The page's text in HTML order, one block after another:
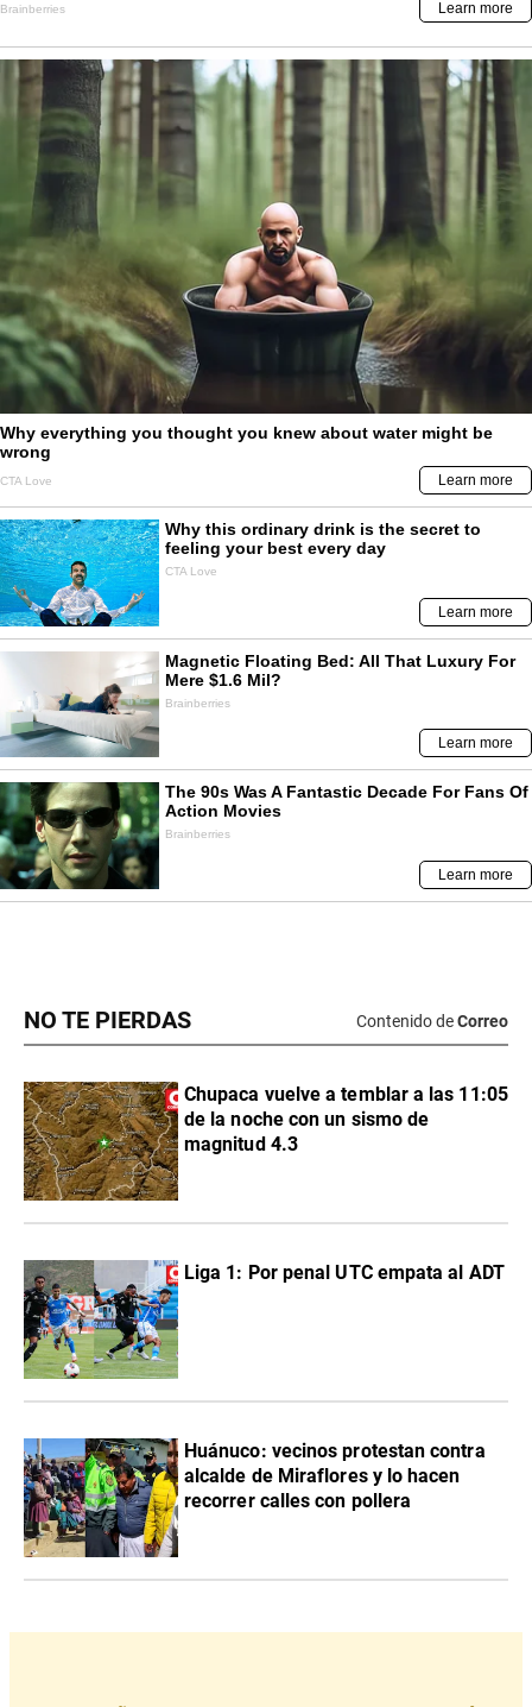
NO TE PIERDAS Contenido deCorreo
Chupaca vuelve a temblar a las 11:05
de la noche con un sismo de
magnitud 4.3
Liga 1: Por penal UTC empata al ADT
Huánuco: vecinos protestan contra
alcalde de Miraflores y lo hacen
recorrer calles con pollera